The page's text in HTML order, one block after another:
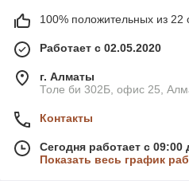
100% положительных из 22
Работает с 02.05.2020
г. Алматы
Толе би 302Б, офис 25,
Контакты
Сегодня работает с 09:00
Показать весь график